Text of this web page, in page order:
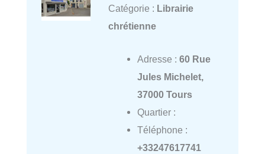
Catégorie : Librairie
chrétienne
Adresse : 60 Rue
Jules Michelet,
37000 Tours
Quartier :
Téléphone :
+33247617741